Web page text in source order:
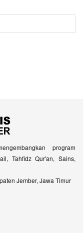
program
Tahfidz Qur'an, Sains,
Jember, Jawa Timur